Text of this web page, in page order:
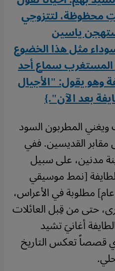
محظوظة، لتتزوجي
ياسين
مثل هذا الخضوع
سماع أحد
وهو يقول: "الأجيال
بعد الآن".}
ويغني المطربون السود
مقابر القديسين. ففي
مدنين، على سبيل
[نمط موسيقي
مميز عمره أكثر من 200 عام] مطلوبة في الأعراس،
حتى من قِبل العائلات
أغانيَ تشيد
قصصاً تعكس التاريخ